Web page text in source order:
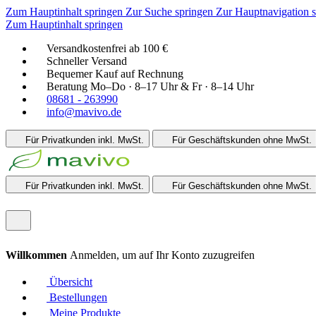
Zum Hauptinhalt springen Zur Suche springen Zur Hauptnavigation
Zum Hauptinhalt springen
Versandkostenfrei ab 100 €
Schneller Versand
Bequemer Kauf auf Rechnung
Beratung Mo–Do · 8–17 Uhr & Fr · 8–14 Uhr
08681 - 263990
info@mavivo.de
Für Privatkunden inkl. MwSt. Für Geschäftskunden ohne MwSt.
Für Privatkunden inkl. MwSt. Für Geschäftskunden ohne MwSt.
Willkommen Anmelden, um auf Ihr Konto zuzugreifen
Übersicht
Bestellungen
Meine Produkte